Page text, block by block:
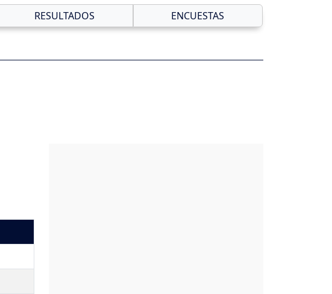
RESULTADOS ENCUESTAS